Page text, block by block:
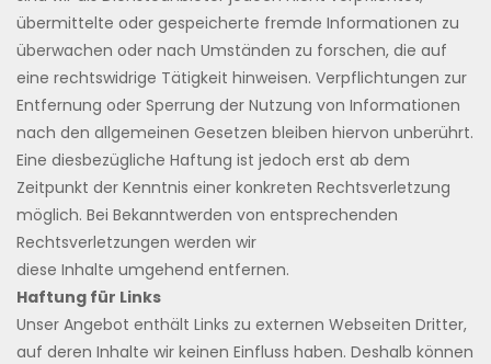
übermittelte oder gespeicherte fremde Informationen zu
überwachen oder nach Umständen zu forschen, die auf
eine rechtswidrige Tätigkeit hinweisen. Verpflichtungen zur
Entfernung oder Sperrung der Nutzung von Informationen
nach den allgemeinen Gesetzen bleiben hiervon unberührt.
Eine diesbezügliche Haftung ist jedoch erst ab dem
Zeitpunkt der Kenntnis einer konkreten Rechtsverletzung
möglich. Bei Bekanntwerden von entsprechenden
Rechtsverletzungen werden wir
diese Inhalte umgehend entfernen.
Haftung für Links
Unser Angebot enthält Links zu externen Webseiten Dritter,
auf deren Inhalte wir keinen Einfluss haben. Deshalb können